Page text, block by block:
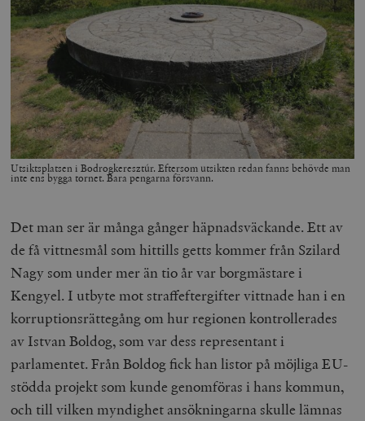
Utsiktsplatsen i Bodrogkeresztúr. Eftersom utsikten redan fanns behövde man
inte ens bygga tornet. Bara pengarna försvann.
Det man ser är många gånger häpnadsväckande. Ett av
de få vittnesmål som hittills getts kommer från Szilard
Nagy som under mer än tio år var borgmästare i
Kengyel. I utbyte mot straffeftergifter vittnade han i en
korruptionsrättegång om hur regionen kontrollerades
av Istvan Boldog, som var dess representant i
parlamentet. Från Boldog fick han listor på möjliga EU-
stödda projekt som kunde genomföras i hans kommun,
och till vilken myndighet ansökningarna skulle lämnas